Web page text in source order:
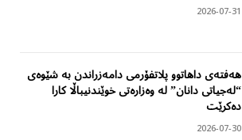
2026-07-31
هەفتەی داهاتوو پلاتفۆرمی دامەزراندن بە شێوەی
“لەجیاتی دانان” لە وەزارەتی خوێندنیباڵا کارا
دەکرێت
2026-07-30